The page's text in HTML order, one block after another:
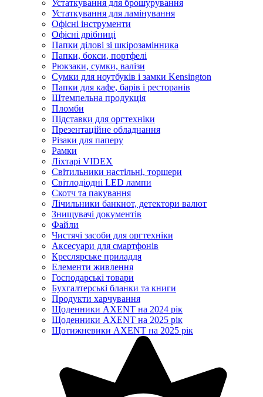
Устаткування для брошурування
Устаткування для ламінування
Офісні інструменти
Офісні дрібниці
Папки ділові зі шкірозамінника
Папки, бокси, портфелі
Рюкзаки, сумки, валізи
Сумки для ноутбуків і замки Kensington
Папки для кафе, барів і ресторанів
Штемпельна продукція
Пломби
Підставки для оргтехніки
Презентаційне обладнання
Різаки для паперу
Рамки
Ліхтарі VIDEX
Світильники настільні, торшери
Світлодіодні LED лампи
Скотч та пакування
Лічильники банкнот, детектори валют
Знищувачі документів
Файли
Чистячі засоби для оргтехніки
Аксесуари для смартфонів
Креслярське приладдя
Елементи живлення
Господарські товари
Бухгалтерські бланки та книги
Продукти харчування
Щоденники AXENT на 2024 рік
Щоденники AXENT на 2025 рік
Щотижневики AXENT на 2025 рік